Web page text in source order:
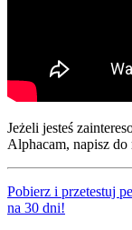
Jeżeli jesteś
Alphacam, napisz do
Pobierz i przetestuj
na 30 dni!